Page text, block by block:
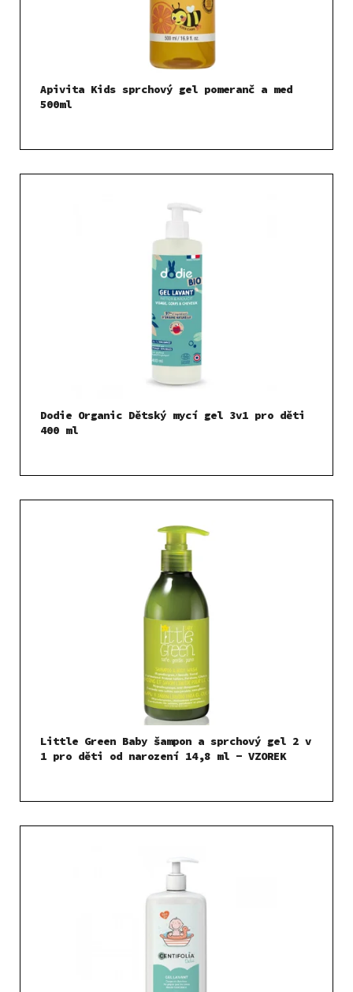
Apivita Kids sprchový gel pomeranč a med
500ml
Dodie Organic Dětský mycí gel 3v1 pro děti
400 ml
Little Green Baby šampon a sprchový gel 2 v
1 pro děti od narození 14,8 ml - VZOREK